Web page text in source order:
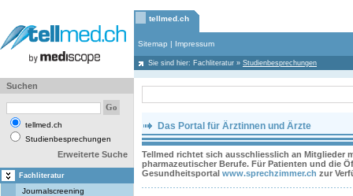
tellmed.ch
Sitemap | Impressum
Sie sind hier: Fachliteratur » Studienbesprechungen
Suchen
tellmed.ch
Studienbesprechungen
Erweiterte Suche
Fachliteratur
Journalscreening
Das Portal für Ärztinnen und Ärzte
Tellmed richtet sich ausschliesslich an Mitglieder
pharmazeutischer Berufe. Für Patienten und die
Gesundheitsportal www.sprechzimmer.ch zur